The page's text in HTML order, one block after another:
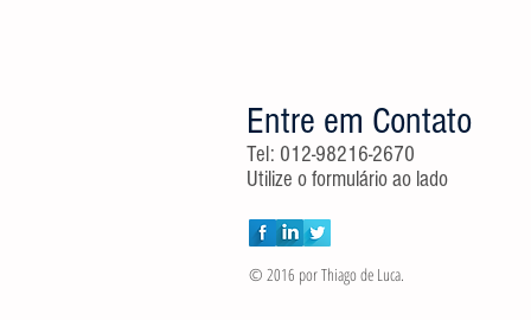
Entre em Contato
Tel: 012-98216-2670
Utilize o formulário ao lado
© 2016 por Thiago de Luca.